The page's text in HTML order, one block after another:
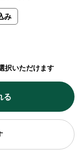
択いただけます
み
る